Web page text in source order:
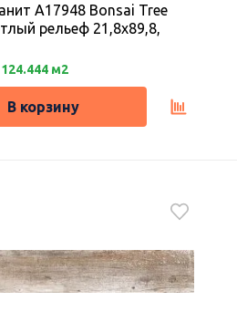
A17948 Bonsai Tree
рельеф 21,8х89,8,
м2
В корзину